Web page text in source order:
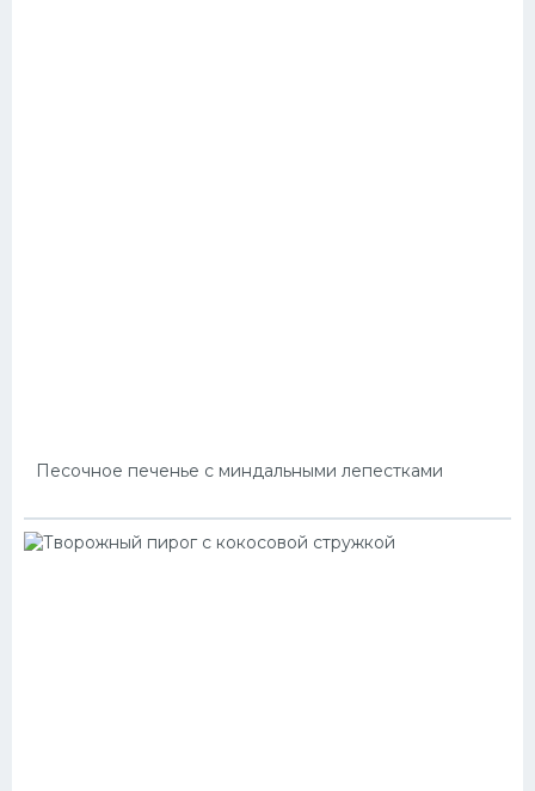
Песочное печенье с миндальными лепестками